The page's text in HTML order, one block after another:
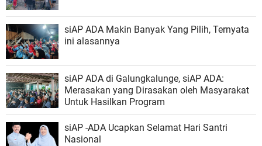
siAP ADA Makin Banyak Yang Pilih, Ternyata
ini alasannya
siAP ADA di Galungkalunge, siAP ADA:
Merasakan yang Dirasakan oleh Masyarakat
Untuk Hasilkan Program
siAP -ADA Ucapkan Selamat Hari Santri
Nasional